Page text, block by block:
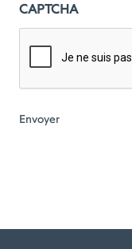
CAPTCHA